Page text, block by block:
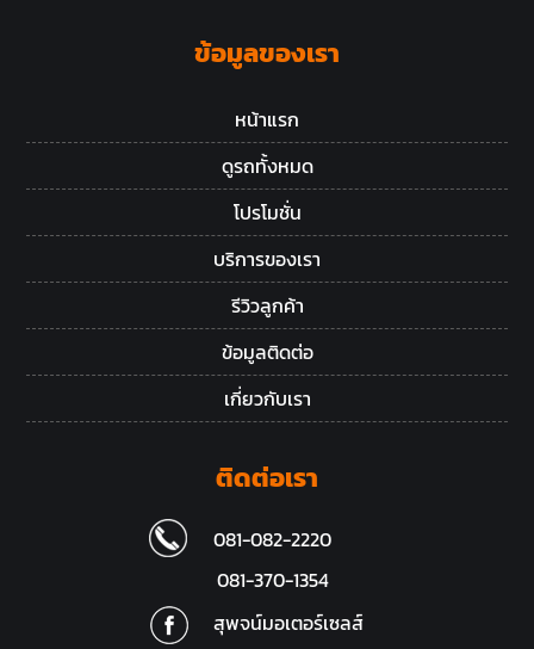
ข้อมูลของเรา
หน้าแรก
ดูรถทั้งหมด
โปรโมชั่น
บริการของเรา
รีวิวลูกค้า
ข้อมูลติดต่อ
เกี่ยวกับเรา
ติดต่อเรา
081-082-2220
081-370-1354
สุพจน์มอเตอร์เซลส์